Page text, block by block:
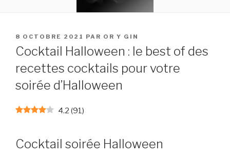
PUBLIÉ
LE
8 OCTOBRE 2021 PAR OR Y GIN
Cocktail Halloween : le best of des
recettes cocktails pour votre
soirée d’Halloween
4.2 (91)
Cocktail soirée Halloween